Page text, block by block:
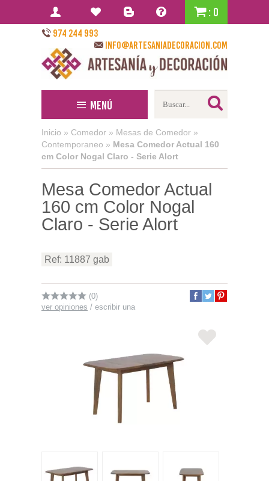
: 0
974 244 993
info@artesaniadecoracion.com
Menú
Inicio » Comedor » Mesas de Comedor »
Contemporaneo » Mesa Comedor Actual 160
cm Color Nogal Claro - Serie Alort
Mesa Comedor Actual
160 cm Color Nogal
Claro - Serie Alort
Ref: 11887 gab
(0)
ver opiniones / escribir una